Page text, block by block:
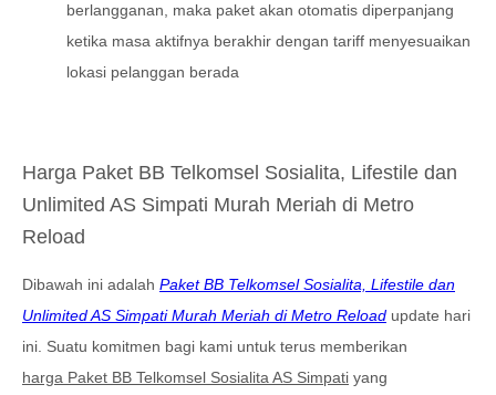
berlangganan, maka paket akan otomatis diperpanjang
ketika masa aktifnya berakhir dengan tariff menyesuaikan
lokasi pelanggan berada
Harga Paket BB Telkomsel Sosialita, Lifestile dan
Unlimited AS Simpati Murah Meriah di Metro
Reload
Dibawah ini adalah Paket BB Telkomsel Sosialita, Lifestile dan
Unlimited AS Simpati Murah Meriah di Metro Reload update hari
ini. Suatu komitmen bagi kami untuk terus memberikan
harga Paket BB Telkomsel Sosialita AS Simpati yang